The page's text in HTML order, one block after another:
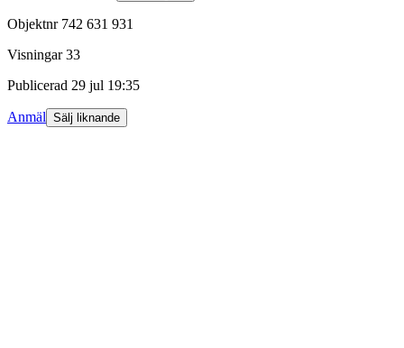
Objektnr 742 631 931
Visningar 33
Publicerad 29 jul 19:35
Anmäl Sälj liknande